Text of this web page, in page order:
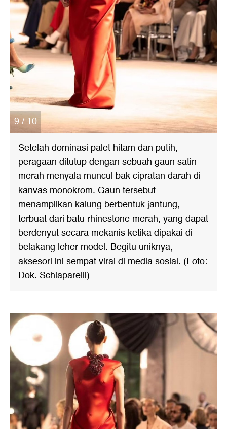
9 / 10
Setelah dominasi palet hitam dan putih,
peragaan ditutup dengan sebuah gaun satin
merah menyala muncul bak cipratan darah di
kanvas monokrom. Gaun tersebut
menampilkan kalung berbentuk jantung,
terbuat dari batu rhinestone merah, yang dapat
berdenyut secara mekanis ketika dipakai di
belakang leher model. Begitu uniknya,
aksesori ini sempat viral di media sosial. (Foto:
Dok. Schiaparelli)